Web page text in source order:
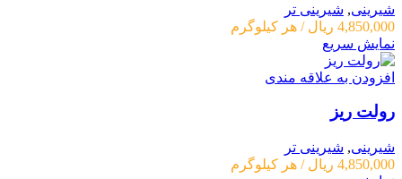
شیرینی, شیرینی تر
4,850,000 ریال / هر کیلوگرم
نمایش سریع
افزودن به علاقه مندی
رولت ریز
شیرینی, شیرینی تر
4,850,000 ریال / هر کیلوگرم